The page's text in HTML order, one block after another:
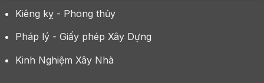
Kiêng kỵ - Phong thủy
Pháp lý - Giấy phép Xây Dựng
Kinh Nghiệm Xây Nhà